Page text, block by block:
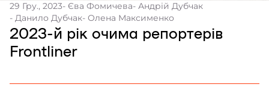
29 Гру., 2023- Єва Фомичева- Андрій Дубчак
- Данило Дубчак- Олена Максименко
2023-й рік очима репортерів
Frontliner